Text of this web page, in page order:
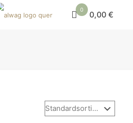
0 0,00 €